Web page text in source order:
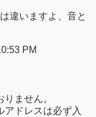
違いますよ、音と
PM
ません。
アドレスは必ず入